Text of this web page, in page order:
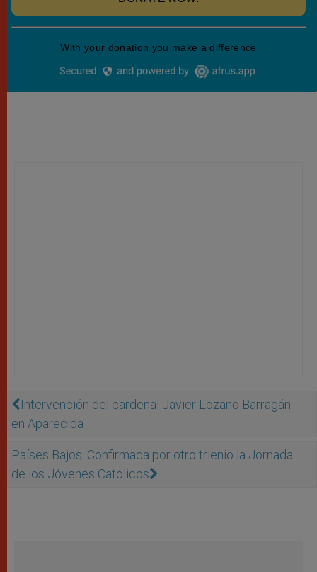
Intervención del cardenal Javier Lozano Barragán
en Aparecida
Países Bajos: Confirmada por otro trienio la Jornada
de los Jóvenes Católicos